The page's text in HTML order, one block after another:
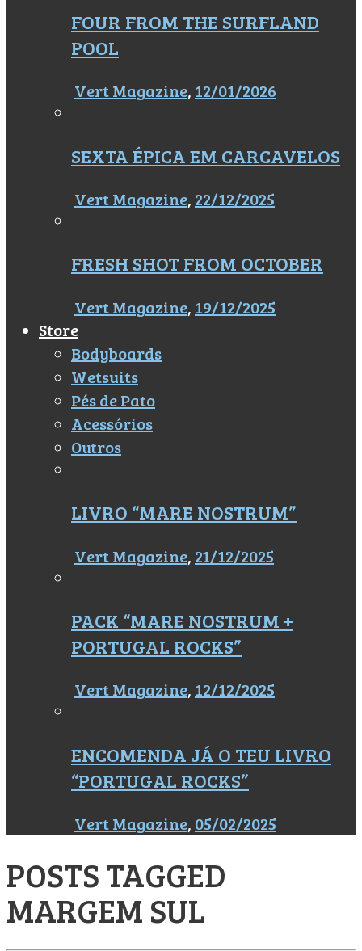
FOUR FROM THE SURFLAND
POOL
Vert Magazine, 12/01/2026
SEXTA ÉPICA EM CARCAVELOS
Vert Magazine, 22/12/2025
FRESH SHOT FROM OCTOBER
Vert Magazine, 19/12/2025
Store
Bodyboards
Wetsuits
Pés de Pato
Acessórios
Outros
LIVRO “MARE NOSTRUM”
Vert Magazine, 21/12/2025
PACK “MARE NOSTRUM +
PORTUGAL ROCKS”
Vert Magazine, 12/12/2025
ENCOMENDA JÁ O TEU LIVRO
“PORTUGAL ROCKS”
Vert Magazine, 05/02/2025
POSTS TAGGED
MARGEM SUL